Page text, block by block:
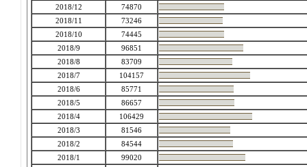
2018/12
74870
2018/11
73246
2018/10
74445
2018/9
96851
2018/8
83709
2018/7
104157
2018/6
85771
2018/5
86657
2018/4
106429
2018/3
81546
2018/2
84544
2018/1
99020